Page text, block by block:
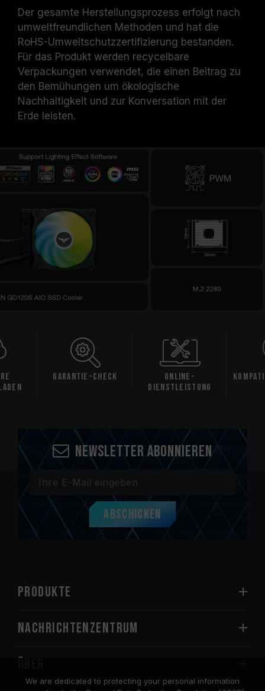
Der gesamte Herstellungsprozess erfolgt nach
umweltfreundlichen Methoden und hat die
RoHS-Umweltschutzzertifizierung bestanden.
Für das Produkt werden recycelbare
Verpackungen verwendet, die einen Beitrag zu
den Bemühungen um ökologische
Nachhaltigkeit und zur Konversation mit der
Erde leisten.
Garantie-Check
Online-
Dienstleistung
Newsletter abonnieren
Abschicken
PRODUKTE
Nachrichtenzentrum
We are dedicated to protecting your personal information